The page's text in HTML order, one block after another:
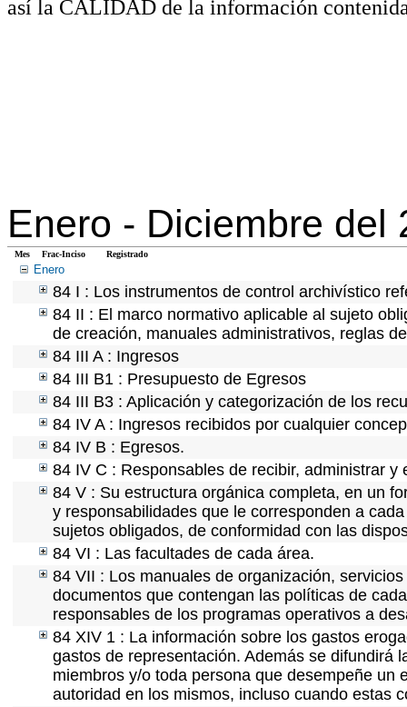
así la CALIDAD de la información
Enero - Diciembre del
Mes Frac-Inciso Registrado
Enero
84 I : Los instrumentos de control archivístico
84 II : El marco normativo aplicable al sujeto
de creación, manuales administrativos, reglas
84 III A : Ingresos
84 III B1 : Presupuesto de Egresos
84 III B3 : Aplicación y categorización de los
84 IV A : Ingresos recibidos por cualquier
84 IV B : Egresos.
84 IV C : Responsables de recibir, administrar y
84 V : Su estructura orgánica completa, en un
y responsabilidades que le corresponden a
sujetos obligados, de conformidad con las
84 VI : Las facultades de cada área.
84 VII : Los manuales de organización,
documentos que contengan las políticas de
responsables de los programas operativos a
84 XIV 1 : La información sobre los gastos
gastos de representación. Además se difundirá
miembros y/o toda persona que desempeñe
autoridad en los mismos, incluso cuando estas